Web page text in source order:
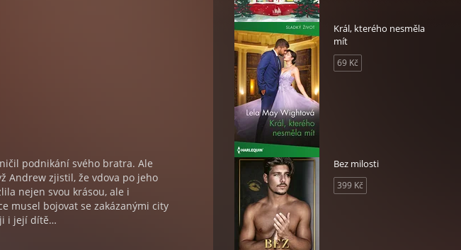
podnikání svého bratra. Ale
Andrew zjistil, že vdova po jeho
nejen svou krásou, ale i
musel bojovat se zakázanými city
i její dítě…
Král, kterého nesměla
mít
69 Kč
Bez milosti
399 Kč